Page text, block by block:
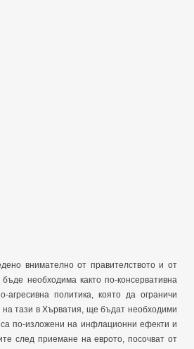
внимателно от правителството и от
необходима както по-консервативна
политика, която да ограничи
тази в Хърватия, ще бъдат необходими
по-изложени на инфлационни ефекти и
след приемане на еврото, посочват от